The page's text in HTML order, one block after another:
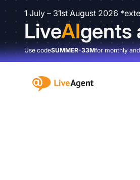
1 July – 31st August 2026
LiveAIgents
Use codeSUMMER-33Mfor monthly and
:site.title